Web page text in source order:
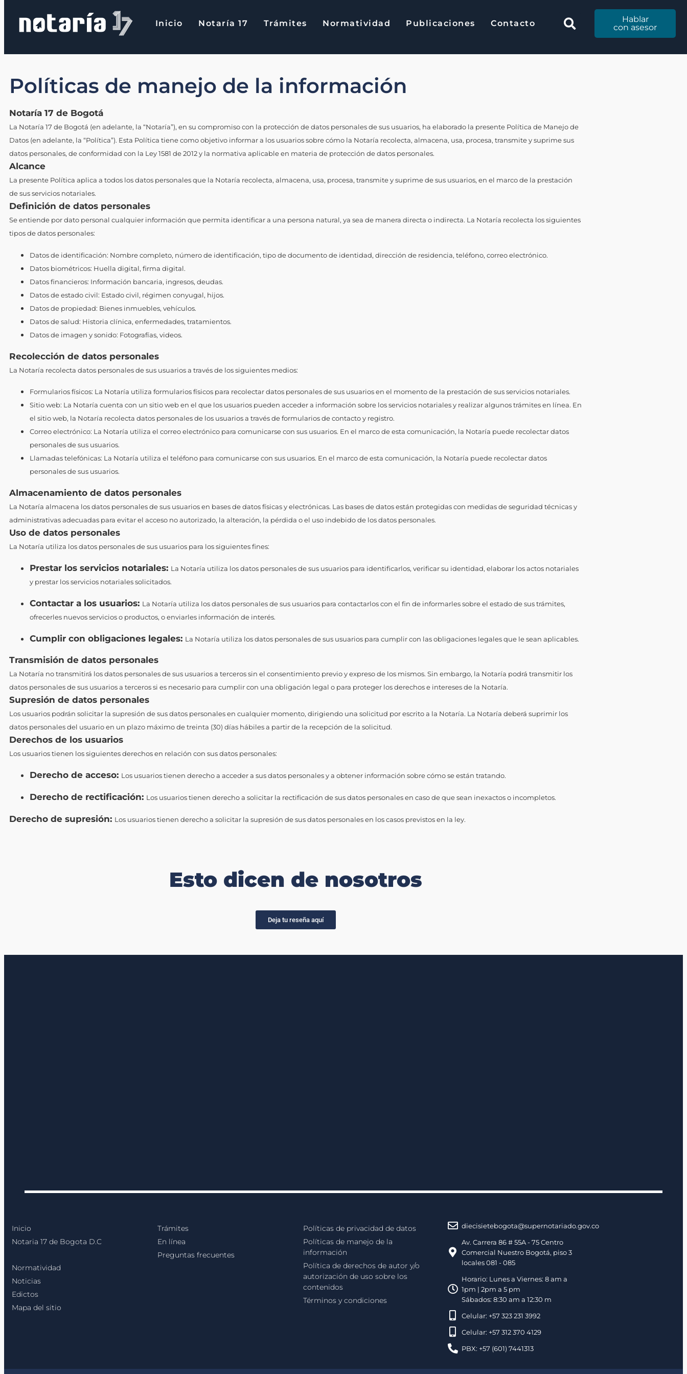
Inicio Notaría 17 Trámites Normatividad Publicaciones Contacto
Hablar
con
Inicio Notaría 17 Trámites Normatividad Publicaciones Contacto
Hablar
con asesor
Políticas de manejo de la información
Notaría 17 de Bogotá
La Notaría 17 de Bogotá (en adelante, la “Notaría”), en su compromiso con la protección de datos personales de sus usuarios, ha elaborado la presente Política de Manejo de
Datos (en adelante, la “Política”). Esta Política tiene como objetivo informar a los usuarios sobre cómo la Notaría recolecta, almacena, usa, procesa, transmite y suprime sus
datos personales, de conformidad con la Ley 1581 de 2012 y la normativa aplicable en materia de protección de datos personales.
Alcance
La presente Política aplica a todos los datos personales que la Notaría recolecta, almacena, usa, procesa, transmite y suprime de sus usuarios, en el marco de la prestación
de sus servicios notariales.
Definición de datos personales
Se entiende por dato personal cualquier información que permita identificar a una persona natural, ya sea de manera directa o indirecta. La Notaría recolecta los siguientes
tipos de datos personales:
Datos de identificación: Nombre completo, número de identificación, tipo de documento de identidad, dirección de residencia, teléfono, correo electrónico.
Datos biométricos: Huella digital, firma digital.
Datos financieros: Información bancaria, ingresos, deudas.
Datos de estado civil: Estado civil, régimen conyugal, hijos.
Datos de propiedad: Bienes inmuebles, vehículos.
Datos de salud: Historia clínica, enfermedades, tratamientos.
Datos de imagen y sonido: Fotografías, videos.
Recolección de datos personales
La Notaría recolecta datos personales de sus usuarios a través de los siguientes medios:
Formularios físicos: La Notaría utiliza formularios físicos para recolectar datos personales de sus usuarios en el momento de la prestación de sus servicios notariales.
Sitio web: La Notaría cuenta con un sitio web en el que los usuarios pueden acceder a información sobre los servicios notariales y realizar algunos trámites en línea. En
el sitio web, la Notaría recolecta datos personales de los usuarios a través de formularios de contacto y registro.
Correo electrónico: La Notaría utiliza el correo electrónico para comunicarse con sus usuarios. En el marco de esta comunicación, la Notaría puede recolectar datos
personales de sus usuarios.
Llamadas telefónicas: La Notaría utiliza el teléfono para comunicarse con sus usuarios. En el marco de esta comunicación, la Notaría puede recolectar datos
personales de sus usuarios.
Almacenamiento de datos personales
La Notaría almacena los datos personales de sus usuarios en bases de datos físicas y electrónicas. Las bases de datos están protegidas con medidas de seguridad técnicas y
administrativas adecuadas para evitar el acceso no autorizado, la alteración, la pérdida o el uso indebido de los datos personales.
Uso de datos personales
La Notaría utiliza los datos personales de sus usuarios para los siguientes fines:
Prestar los servicios notariales: La Notaría utiliza los datos personales de sus usuarios para identificarlos, verificar su identidad, elaborar los actos notariales
y prestar los servicios notariales solicitados.
Contactar a los usuarios: La Notaría utiliza los datos personales de sus usuarios para contactarlos con el fin de informarles sobre el estado de sus trámites,
ofrecerles nuevos servicios o productos, o enviarles información de interés.
Cumplir con obligaciones legales: La Notaría utiliza los datos personales de sus usuarios para cumplir con las obligaciones legales que le sean aplicables.
Transmisión de datos personales
La Notaría no transmitirá los datos personales de sus usuarios a terceros sin el consentimiento previo y expreso de los mismos. Sin embargo, la Notaría podrá transmitir los
datos personales de sus usuarios a terceros si es necesario para cumplir con una obligación legal o para proteger los derechos e intereses de la Notaría.
Supresión de datos personales
Los usuarios podrán solicitar la supresión de sus datos personales en cualquier momento, dirigiendo una solicitud por escrito a la Notaría. La Notaría deberá suprimir los
datos personales del usuario en un plazo máximo de treinta (30) días hábiles a partir de la recepción de la solicitud.
Derechos de los usuarios
Los usuarios tienen los siguientes derechos en relación con sus datos personales:
Derecho de acceso: Los usuarios tienen derecho a acceder a sus datos personales y a obtener información sobre cómo se están tratando.
Derecho de rectificación: Los usuarios tienen derecho a solicitar la rectificación de sus datos personales en caso de que sean inexactos o incompletos.
Derecho de supresión: Los usuarios tienen derecho a solicitar la supresión de sus datos personales en los casos previstos en la ley.
Esto dicen de nosotros
Deja tu reseña aquí
Inicio
Notaria 17 de Bogota D.C
Normatividad
Noticias
Edictos
Mapa del sitio
Trámites
En línea
Preguntas frecuentes
Políticas de privacidad de datos
Políticas de manejo de la
información
Política de derechos de autor y/o
autorización de uso sobre los
contenidos
Términos y condiciones
diecisietebogota@supernotariado.gov.co
Av. Carrera 86 # 55A - 75 Centro
Comercial Nuestro Bogotá, piso 3
locales 081 - 085
Horario: Lunes a Viernes: 8 am a
1pm | 2pm a 5 pm
Sábados: 8:30 am a 12:30 m
Celular: +57 323 231 3992
Celular: +57 312 370 4129
PBX: +57 (601) 7441313